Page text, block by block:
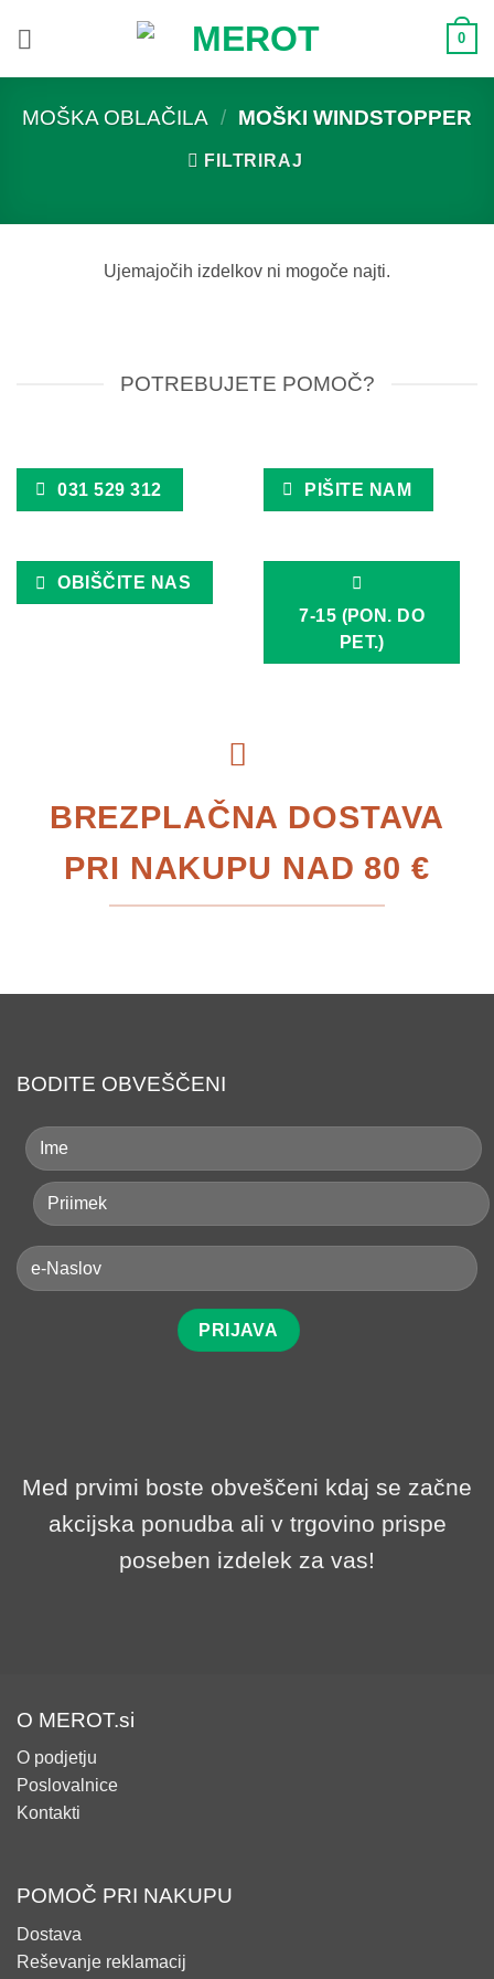
0
MOŠKA OBLAČILA / MOŠKI WINDSTOPPER
FILTRIRAJ
Ujemajočih izdelkov ni mogoče najti.
POTREBUJETE POMOČ?
031 529 312 PIŠITE NAM
OBIŠČITE NAS
7-15 (PON. DO
PET.)
BREZPLAČNA DOSTAVA
PRI NAKUPU NAD 80 €
BODITE OBVEŠČENI
Med prvimi boste obveščeni kdaj se začne
akcijska ponudba ali v trgovino prispe
poseben izdelek za vas!
O MEROT.si
O podjetju
Poslovalnice
Kontakti
POMOČ PRI NAKUPU
Dostava
Reševanje reklamacij